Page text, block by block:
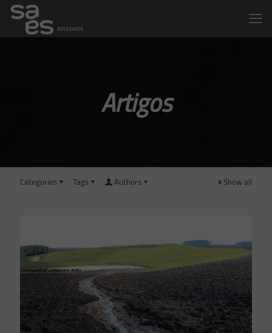
Artigos
Categories Tags Authors Show all